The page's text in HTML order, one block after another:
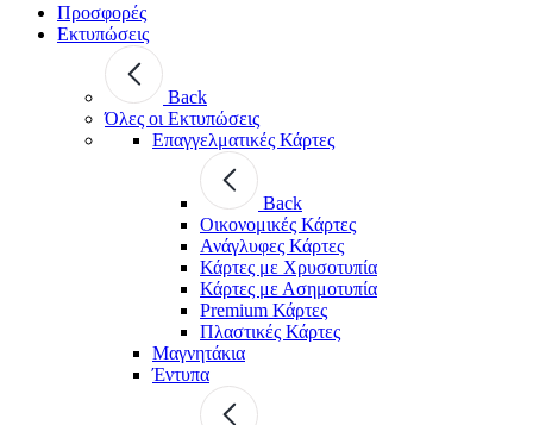
Προσφορές
Εκτυπώσεις
Back
Όλες οι Εκτυπώσεις
Επαγγελματικές Κάρτες
Back
Οικονομικές Κάρτες
Ανάγλυφες Κάρτες
Κάρτες με Χρυσοτυπία
Κάρτες με Ασημοτυπία
Premium Κάρτες
Πλαστικές Κάρτες
Μαγνητάκια
Έντυπα